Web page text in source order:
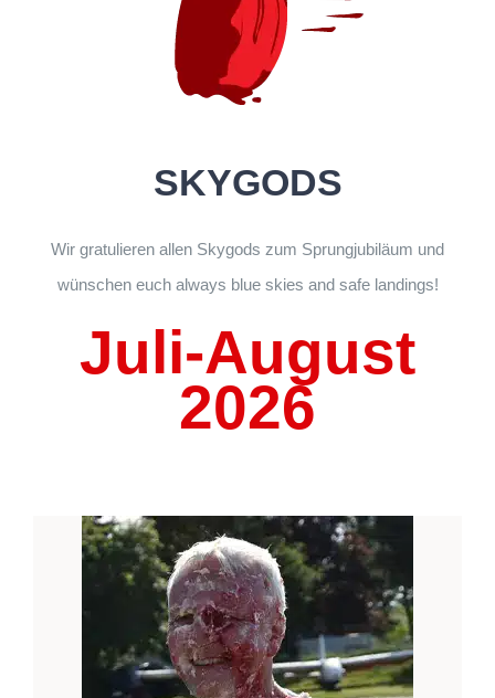
SKYGODS
Wir gratulieren allen Skygods zum Sprungjubiläum und
wünschen euch always blue skies and safe landings!
Juli-August
2026